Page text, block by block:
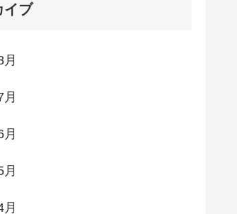
イブ